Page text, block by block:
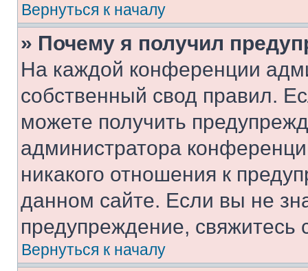
Вернуться к началу
» Почему я получил
На каждой конференции
собственный свод правил.
можете получить
администратора
никакого отношения к
данном сайте. Если вы не
предупреждение,
Вернуться к началу